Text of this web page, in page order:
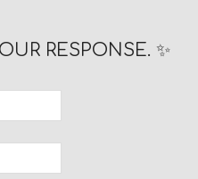
RESPONSE. ✨